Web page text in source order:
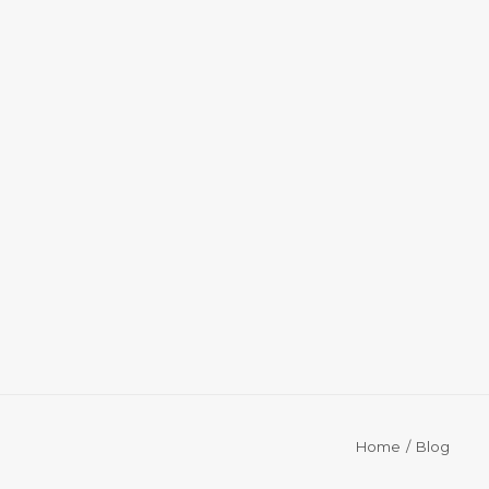
Home Blog